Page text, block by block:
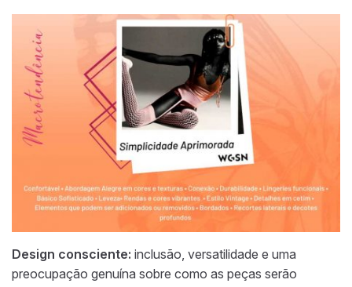
Design consciente: inclusão, versatilidade e uma
preocupação genuína sobre como as peças serão